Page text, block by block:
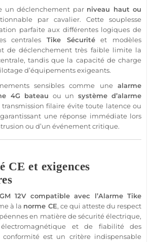
un déclenchement par niveau haut ou
par cavalier. Cette souplesse
parfaite aux différentes logiques de
centrales Tike Sécuritéet modèles
de déclenchement très faible limite la
, tandis que la capacité de charge
d’équipements exigeants.
sensibles comme une alarme
4G bateau ou un systèmed’alarme
transmission filaire évite toute latence ou
une réponse immédiate lors
ou d’un événement critique.
CE et exigences
12V compatibleavec l’AlarmeTike
à la norme CE, ce qui atteste du respect
en matière desécuritéélectrique,
et de fiabilité des
conformité est un critère indispensable